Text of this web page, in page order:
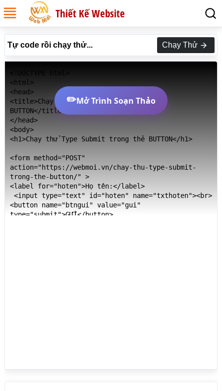
Thiết Kế Website
Tự code rồi chạy thử... Chạy Thử
<html>
<head>
<title>Chạy thử Type Submit trong thẻ
BUTTON</title>
</head>
<body>
<h1>Chạy thử Type Submit trong thẻ BUTTON</h1>
<form method="POST"
action="https://webmoi.vn/chay-thu-type-submit-
trong-the-button/" >
<label for="hoten">Họ tên:</label>
<button name="btngui" value="gui"
type="submit">GỬI</button>
✏️Mở Trình Soạn Thảo